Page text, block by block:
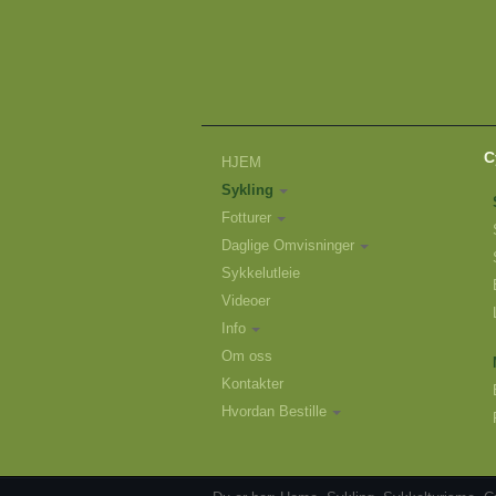
HJEM
Sykling
Fotturer
Daglige Omvisninger
Sykkelutleie
Videoer
Info
Om oss
Kontakter
Hvordan Bestille